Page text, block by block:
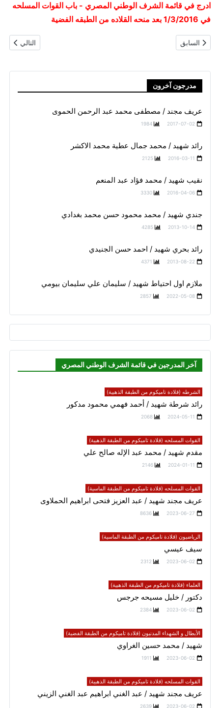
ادرج في قائمة الشرف الوطني المصري - باب القوات المسلحه
في 1/3/2016 بعد منحه القلاده من الطبقه الفضية
المقال السابق: جندي شهيد / محمد عبد الرحمن حسن احمد بركه
السابق المقال
التالي
مدرجون آخرون
عريف مجند / مصطفى محمد عبد الرحمن الحموى
2017-07-02
1984
رائد شهيد / محمد جمال عطية محمد الاكشر
2016-03-11
2125
نقيب شهيد / محمد فؤاد عبد المنعم
2016-04-06
3330
جندي شهيد / محمد محمود حسن محمد بغدادي
2013-10-14
4285
رائد بحري شهيد / احمد حسن الجنيدي
2013-08-22
4371
ملازم اول احتياط شهيد / سليمان علي سليمان بيومي
2022-05-08
2857
آخر المدرجين في قائمة الشرف الوطني المصري
الشرطه (قلادة تاميكوم من الطبقة الذهبية)
رائد شرطة شهيد / أحمد فهمي محمود مدكور
2024-05-11
2068
القوات المسلحه (قلادة تاميكوم من الطبقة الذهبية)
مقدم شهيد / محمد عبد الإله صالح علي
2024-01-11
2146
القوات المسلحه (قلادة تاميكوم من الطبقة الماسية)
عريف مجند شهيد / عبد العزيز فتحى ابراهيم الحملاوى
2023-06-27
8636
الرياضيون (قلادة تاميكوم من الطبقة الماسية)
سيف عيسي
2023-06-02
2312
العلماء (قلادة تاميكوم من الطبقة الذهبية)
دكتور / خليل مسيحه جرجس
2023-06-02
2384
الأبطال و الشهداء المدنيون (قلادة تاميكوم من الطبقة الفضية)
شهيد / محمد حسين الغراوي
2023-06-02
1911
القوات المسلحه (قلادة تاميكوم من الطبقة الذهبية)
عريف مجند شهيد / عبد الغني ابراهيم عبد الغني الزيني
2023-06-02
2639